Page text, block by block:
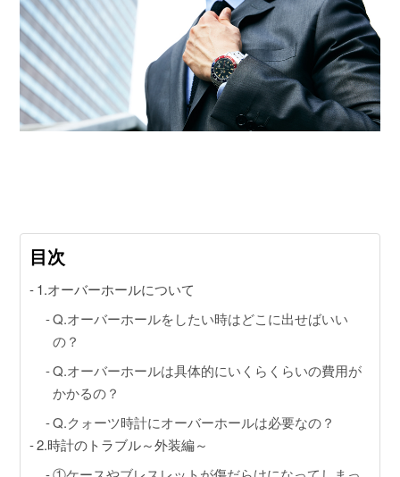
監修者一覧
動画コンテンツ
GINZA RASIN買取サイト
GINZA RASIN店舗情報
目次
1.オーバーホールについて
Q.オーバーホールをしたい時はどこに出せばいい
の？
Q.オーバーホールは具体的にいくらくらいの費用が
かかるの？
Q.クォーツ時計にオーバーホールは必要なの？
2.時計のトラブル～外装編～